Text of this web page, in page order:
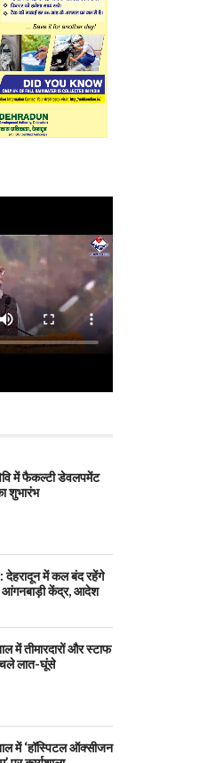
में फैकल्टी डेवलपमेंट
शुभारंभ
देहरादून में कल बंद रहेंगे
केंद्र, आदेश
में तीमारदारों और स्टाफ
लात-घूंसे
में ‘हॉस्पिटल ऑक्सीजन